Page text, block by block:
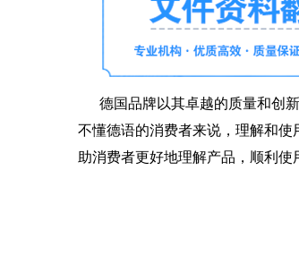
德国品牌以其卓越的质量和创新
不懂德语的消费者来说，理解和
助消费者更好地理解产品，顺利使